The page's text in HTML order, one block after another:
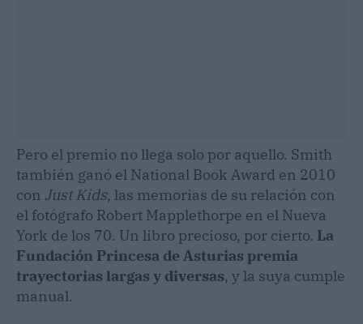
Pero el premio no llega solo por aquello. Smith
también ganó el National Book Award en 2010
con Just Kids, las memorias de su relación con
el fotógrafo Robert Mapplethorpe en el Nueva
York de los 70. Un libro precioso, por cierto. La
Fundación Princesa de Asturias premia
trayectorias largas y diversas, y la suya cumple
manual.